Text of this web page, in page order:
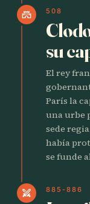
castle 508
su
El rey
París la
una urbe
sede
había
se funde
swords 885-886